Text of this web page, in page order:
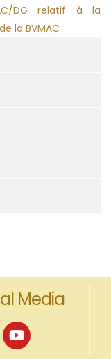
DG relatif à la
la BVMAC
Media